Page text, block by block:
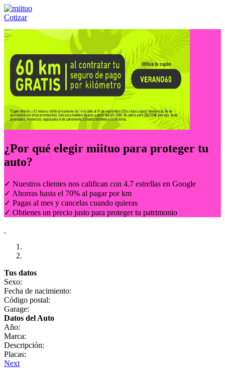
Cotizar
Llámanos al:(55) 84-21-05-00 ó
¿Por qué elegir miituo para proteger tu
auto?
✓ Nuestros clientes nos califican con 4.7 estrellas en Google
✓ Ahorras hasta el 70% al pagar por km
✓ Pagas al mes y cancelas cuando quieras
✓ Obtienes un precio justo para proteger tu patrimonio
Tus datos
Sexo:
Fecha de nacimiento:
Código postal:
Garage:
Datos del Auto
Año:
Marca:
Descripción:
Placas:
Next